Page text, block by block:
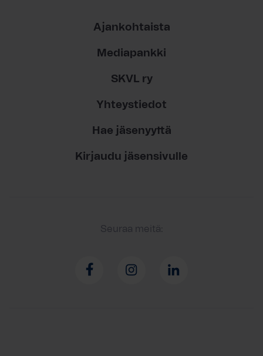
Ajankohtaista
Mediapankki
SKVL ry
Yhteystiedot
Hae jäsenyyttä
Kirjaudu jäsensivulle
Seuraa meitä: